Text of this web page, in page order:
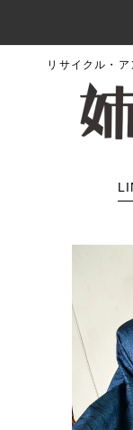
リサイクル・